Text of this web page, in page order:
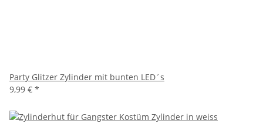
Party Glitzer Zylinder mit bunten LED´s
9,99 € *